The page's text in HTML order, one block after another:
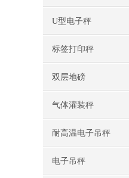
U型电子秤
标签打印秤
双层地磅
气体灌装秤
耐高温电子吊秤
电子吊秤